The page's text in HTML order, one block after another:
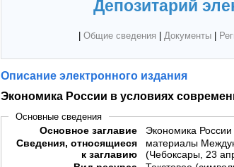
Депозитарий
Общие сведения Документы|
Описание электронного издания
Экономика России в условиях
Основные сведения
Основное заглавие
Экономика
Сведения, относящиеся
к заглавию
материалы
(Чебоксары, 23